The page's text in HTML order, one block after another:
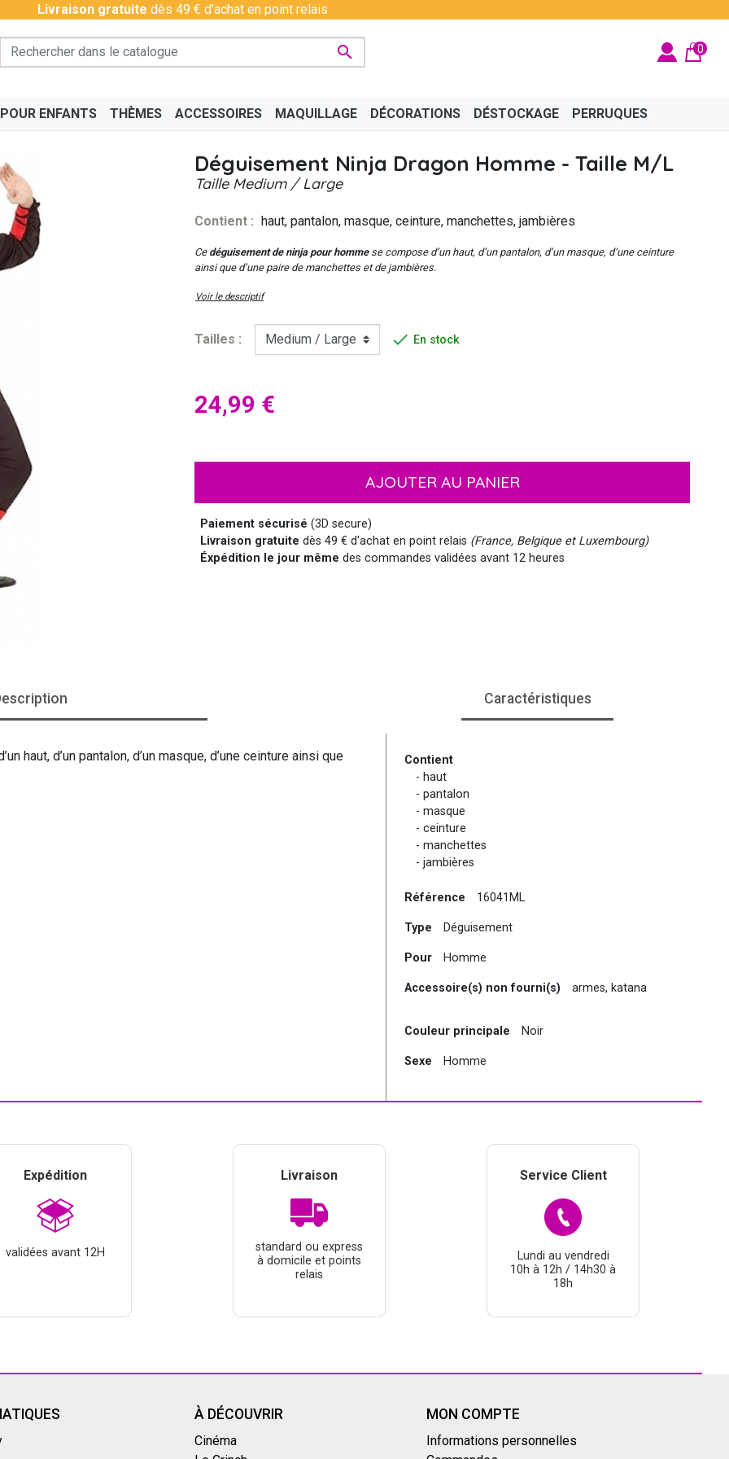
Livraison gratuite dès 49 € d'achat en point relais
 0
DISCO & CHARLESTON ÉGYPTIEN FÉES ET PRINCESSES
UNIFORMES
ENFANTS THÈMES
BAVAROIS CÉLÉBRITÉ CINÉMA
MARQUIS ET MARQUISE
ACCESSOIRES
BOAS BIJOUX CHAPEAUX
MAQUILLAGE DÉCORATIONS DÉSTOCKAGE PERRUQUES
Déguisement Ninja Dragon Homme - Taille M/L
Taille Medium / Large
Contient : haut, pantalon, masque, ceinture, manchettes, jambières
Ce déguisement de ninja pour hommese compose d’un haut, d’un pantalon, d’un masque, d’une ceinture
ainsi que d’une paire de manchettes et de jambières.
Voir le descriptif
Tailles :  En stock
24,99 €
AJOUTER AU PANIER
Paiement sécurisé (3D secure)
Livraison gratuite dès 49 € d'achat en point relais (France, Belgique et Luxembourg)
Éxpédition le jour même des commandes validées avant 12 heures
haut, d’un pantalon, d’un masque, d’une ceinture ainsi que
Caractéristiques
Contient
- haut
- pantalon
- masque
- ceinture
- manchettes
- jambières
Référence 16041ML
Type Déguisement
Pour Homme
Accessoire(s) non fourni(s) armes, katana
Couleur principale Noir
Sexe Homme
Expédition
validées avant 12H
Livraison
standard ou express
à domicile et points
relais
Service Client
Lundi au vendredi
10h à 12h / 14h30 à
18h
À DÉCOUVRIR
Cinéma
MON COMPTE
Informations personnelles